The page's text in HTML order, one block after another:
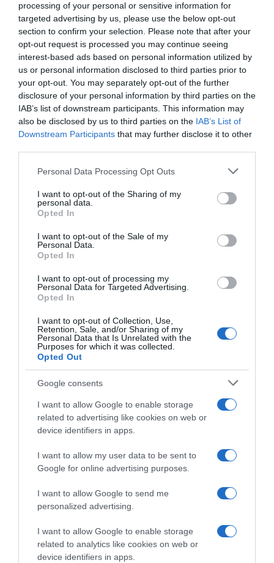
processing of your personal or sensitive information for
targeted advertising by us, please use the below opt-out
section to confirm your selection. Please note that after your
opt-out request is processed you may continue seeing
interest-based ads based on personal information utilized by
us or personal information disclosed to third parties prior to
your opt-out. You may separately opt-out of the further
disclosure of your personal information by third parties on the
IAB’s list of downstream participants. This information may
also be disclosed by us to third parties on the IAB’s List of
Downstream Participants that may further disclose it to other
Please note that this website/app uses one or more Google
not limited to your visit or usage behaviour. You may click to
grant or deny consent to Google and its third-party tags to
use your data for below specified purposes in below Google
consent section.
Personal Data Processing Opt Outs
I want to opt-out of the Sharing of my
personal data.
Opted In
I want to opt-out of the Sale of my
Personal Data.
Opted In
I want to opt-out of processing my
Personal Data for Targeted Advertising.
Opted In
I want to opt-out of Collection, Use,
Retention, Sale, and/or Sharing of my
Personal Data that Is Unrelated with the
Purposes for which it was collected.
Opted Out
Google consents
I want to allow Google to enable storage
related to advertising like cookies on web or
device identifiers in apps.
I want to allow my user data to be sent to
Google for online advertising purposes.
I want to allow Google to send me
personalized advertising.
I want to allow Google to enable storage
related to analytics like cookies on web or
device identifiers in apps.
Bár egy kislány érkezése rendet tenne a két fiú között
– mondta.
– A gyerekek még nagyon kicsik, megállíthatatlanok, de
a szokásos nyaralásunkat Balatonfüreden idén sem
hagyjuk ki. Ez az egy hét az az idő, amikor nem
dolgozom, csak a családommal vagyok, ilyenkor a
gyerekeknek is minden olyat szabad, amit amúgy nem –
jelentette ki az énekes.
Megosztás: Facebook Twitter Pinterest
Címkék: család,karrier,gyerekek,kislány
szeretet,Tabáni István
HASONLÓ BEJEGYZÉSEK
2026-08-08.
Csökkenti a vérnyomást, és védi a szívet